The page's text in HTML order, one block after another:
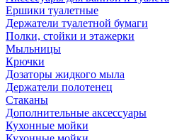
Ершики туалетные
Держатели туалетной бумаги
Полки, стойки и этажерки
Мыльницы
Крючки
Дозаторы жидкого мыла
Держатели полотенец
Стаканы
Дополнительные аксессуары
Кухонные мойки